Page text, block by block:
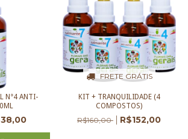
N°4 ANTI-
FRETE GRÁTIS
KIT + TRANQUILIDADE (4
COMPOSTOS)
R$160,00 R$152,00